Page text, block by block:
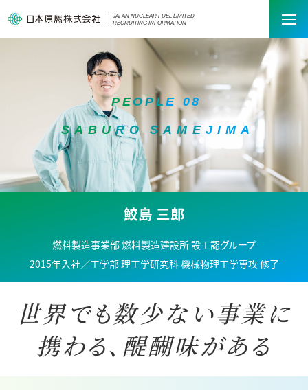
JAPAN NUCLEAR FUEL LIMITED
RECRUITING INFORMATION
P E O P L E 0 8
S A B U R O S A M E J I M A
鮫島 三郎
燃料製造事業部 燃料製造建設所 設工認グループ
2015年入社／工学部 理工学研究科 機械物理工学専攻 修了
世界でも数少ない事業に
携わる、醍醐味がある